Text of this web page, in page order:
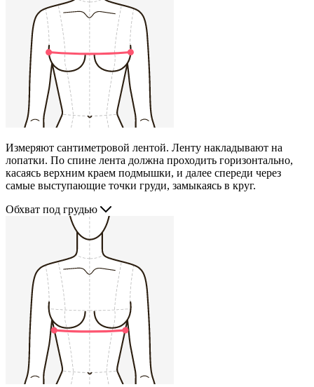
Измеряют сантиметровой лентой. Ленту накладывают на
лопатки. По спине лента должна проходить горизонтально,
касаясь верхним краем подмышки, и далее спереди через
самые выступающие точки груди, замыкаясь в круг.
Обхват под грудью